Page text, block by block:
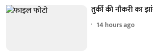
तुर्की की नौकरी का
14 hours ago